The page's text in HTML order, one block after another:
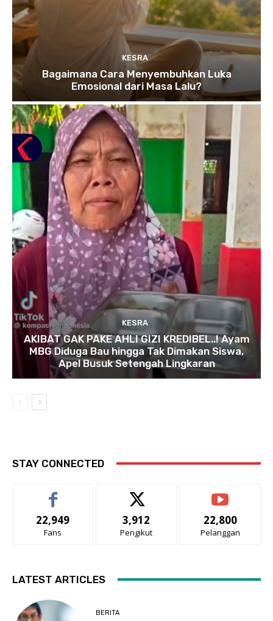
KESRA
Bagaimana Cara Menyembuhkan Luka
Emosional dari Masa Lalu?
KESRA
AKIBAT GAK PAKE AHLI GIZI KREDIBEL..! Ayam
MBG Diduga Bau hingga Tak Dimakan Siswa,
Apel Busuk Setengah Lingkaran
STAY CONNECTED
22,949
Fans
3,912
Pengikut
22,800
Pelanggan
LATEST ARTICLES
BERITA